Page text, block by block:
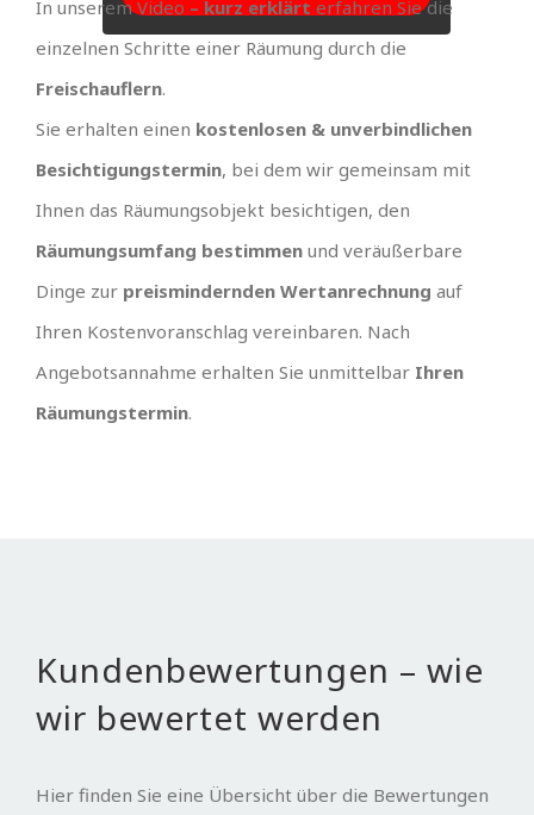
In unserem Video – kurz erklärt erfahren Sie die
einzelnen Schritte einer Räumung durch die
Freischauflern.
Sie erhalten einen kostenlosen & unverbindlichen
Besichtigungstermin, bei dem wir gemeinsam mit
Ihnen das Räumungsobjekt besichtigen, den
Räumungsumfang bestimmen und veräußerbare
Dinge zur preismindernden Wertanrechnung auf
Ihren Kostenvoranschlag vereinbaren. Nach
Angebotsannahme erhalten Sie unmittelbar Ihren
Räumungstermin.
Kundenbewertungen – wie
wir bewertet werden
Hier finden Sie eine Übersicht über die Bewertungen